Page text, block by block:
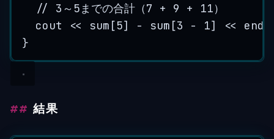
// 3～5までの合計（7 + 9 + 11）
cout
<< sum [5] - sum [3 - 1] <<
}
結果